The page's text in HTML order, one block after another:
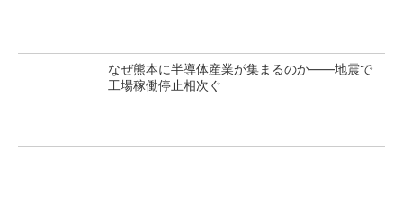
なぜ熊本に半導体産業が集まるのか――地震で
工場稼働停止相次ぐ